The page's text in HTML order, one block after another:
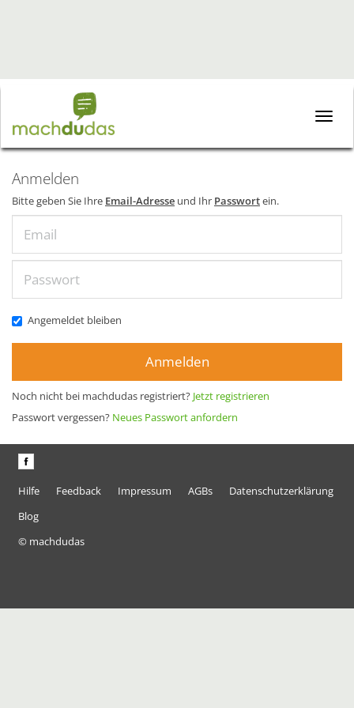
Toggle
Anmelden
Bitte geben Sie Ihre Email-Adresse und Ihr Passwortein.
Angemeldet bleiben
Anmelden
Noch nicht bei machdudas registriert? Jetzt registrieren
Passwort vergessen? Neues Passwort anfordern
Hilfe Feedback Impressum AGBs
Datenschutzerklärung
Blog
© machdudas